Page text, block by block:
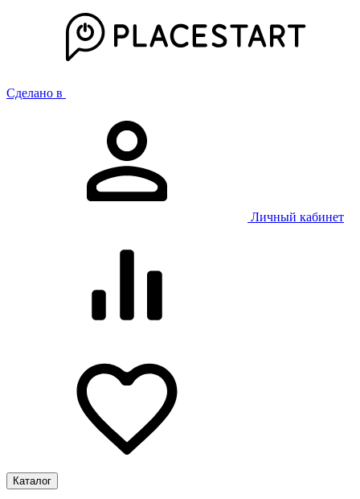
Сделано в
Личный кабинет
Каталог